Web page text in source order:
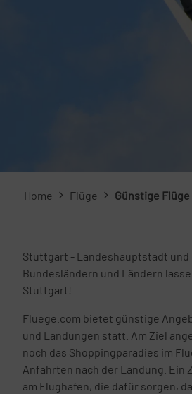
Home Flüge Günstige
Stuttgart - Landeshauptstadt
Bundesländern und Ländern
Stuttgart!
Fluege.com bietet günstige
und Landungen statt. Am Ziel
noch das Shoppingparadies im
Anfahrten nach der Landung.
am Flughafen, die dafür sorgen,